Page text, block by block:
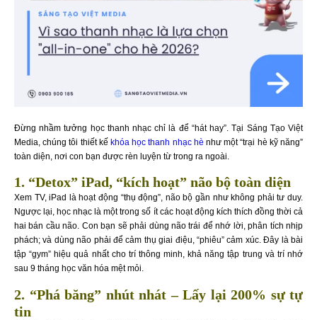
Đừng nhầm tưởng học thanh nhạc chỉ là để “hát hay”. Tại Sáng Tạo Việt
Media, chúng tôi thiết kế khóa học thanh nhạc hè như một “trại hè kỹ năng”
toàn diện, nơi con bạn được rèn luyện từ trong ra ngoài.
1. “Detox” iPad, “kích hoạt” não bộ toàn diện
Xem TV, iPad là hoạt động “thụ động”, não bộ gần như không phải tư duy.
Ngược lại, học nhạc là một trong số ít các hoạt động kích thích đồng thời cả
hai bán cầu não. Con bạn sẽ phải dùng não trái để nhớ lời, phân tích nhịp
phách; và dùng não phải để cảm thụ giai điệu, “phiêu” cảm xúc. Đây là bài
tập “gym” hiệu quả nhất cho trí thông minh, khả năng tập trung và trí nhớ
sau 9 tháng học văn hóa mệt mỏi.
2. “Phá băng” nhút nhát – Lấy lại 200% sự tự
tin